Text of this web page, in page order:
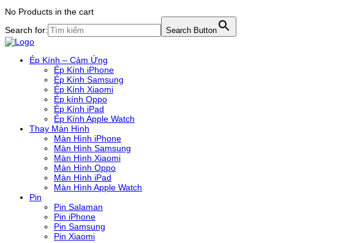
No Products in the cart
Search for:
Search Button
Ép Kính – Cảm Ứng
Ép Kính iPhone
Ép Kính Samsung
Ép Kính Xiaomi
Ép kính Oppo
Ép Kính iPad
Ép Kính Apple Watch
Thay Màn Hình
Màn Hình iPhone
Màn Hình Samsung
Màn Hình Xiaomi
Màn Hình Oppo
Màn Hình iPad
Màn Hình Apple Watch
Pin
Pin Salaman
Pin iPhone
Pin Samsung
Pin Xiaomi